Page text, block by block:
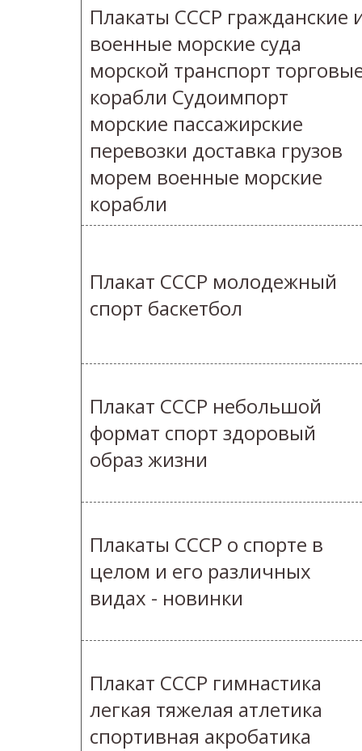
Плакаты СССР гражданские
военные морские суда
морской транспорт
корабли Судоимпорт
морские пассажирские
перевозки доставка грузов
морем военные морские
корабли
Плакат СССР молодежный
спорт баскетбол
Плакат СССР небольшой
формат спорт здоровый
образ жизни
Плакаты СССР о спорте в
целом и его различных
видах - новинки
Плакат СССР гимнастика
легкая тяжелая атлетика
спортивная акробатика